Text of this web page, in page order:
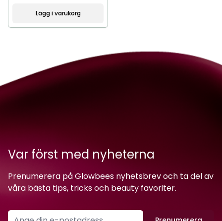
Lägg i varukorg
Var först med nyheterna
Prenumerera på Glowbees nyhetsbrev och ta del av
våra bästa tips, tricks och beauty favoriter.